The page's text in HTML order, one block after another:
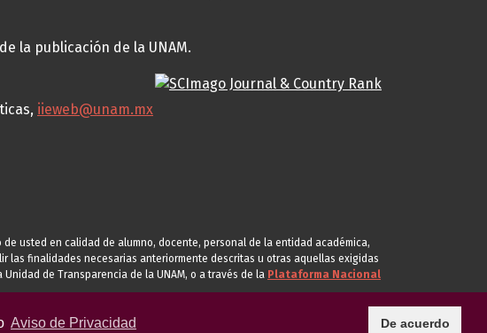
Aviso de Privacidad De acuerdo
la publicación de la UNAM.
iieweb@unam.mx
usted en calidad de alumno, docente, personal de la entidad académica,
las finalidades necesarias anteriormente descritas u otras aquellas exigidas
de Transparencia de la UNAM, o a través de la Plataforma Nacional